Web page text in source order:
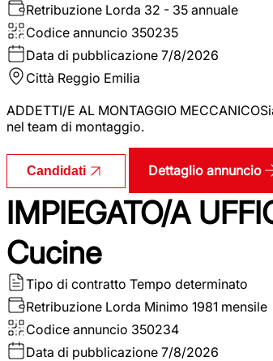
Retribuzione Lorda 32 - 35 annuale
Codice annuncio 350235
Data di pubblicazione 7/8/2026
Città Reggio Emilia
ADDETTI/E AL MONTAGGIO
nel team di montaggio.
Candidati Dettaglio annuncio
IMPIEGATO/A
Cucine
Tipo di contratto Tempo determinato
Retribuzione Lorda Minimo 1981 mensile
Codice annuncio 350234
Data di pubblicazione 7/8/2026